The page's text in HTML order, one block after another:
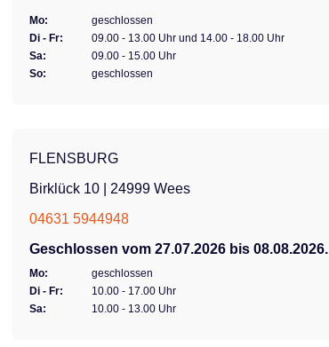
Mo:
geschlossen
Di - Fr:
09.00 - 13.00 Uhr und 14.00 - 18.00 Uhr
Sa:
09.00 - 15.00 Uhr
So:
geschlossen
FLENSBURG
Birklück 10 | 24999 Wees
04631 5944948
Geschlossen vom 27.07.2026 bis 08.08.2026.
Mo:
geschlossen
Di - Fr:
10.00 - 17.00 Uhr
Sa:
10.00 - 13.00 Uhr